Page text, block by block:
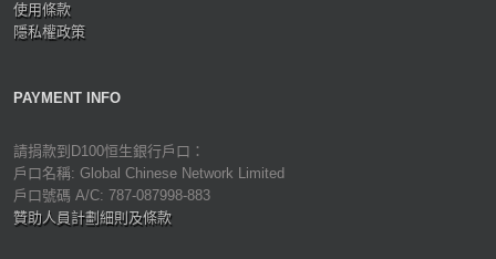
使用條款
隱私權政策
PAYMENT INFO
請捐款到D100恒生銀行戶口：
戶口名稱: Global Chinese Network Limited
戶口號碼 A/C: 787-087998-883
贊助人員計劃細則及條款